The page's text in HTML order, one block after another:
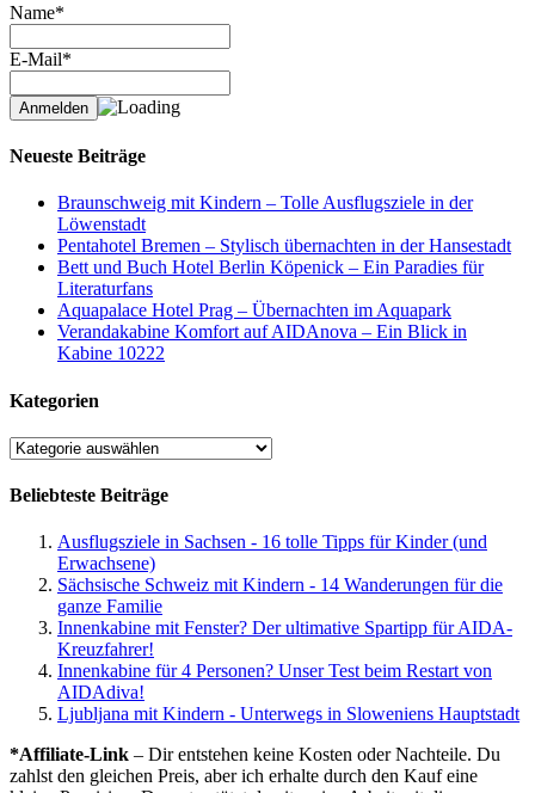
Name*
E-Mail*
Neueste Beiträge
Braunschweig mit Kindern – Tolle Ausflugsziele in der
Löwenstadt
Pentahotel Bremen – Stylisch übernachten in der Hansestadt
Bett und Buch Hotel Berlin Köpenick – Ein Paradies für
Literaturfans
Aquapalace Hotel Prag – Übernachten im Aquapark
Verandakabine Komfort auf AIDAnova – Ein Blick in
Kabine 10222
Kategorien
Kategorien
Beliebteste Beiträge
Ausflugsziele in Sachsen - 16 tolle Tipps für Kinder (und
Erwachsene)
Sächsische Schweiz mit Kindern - 14 Wanderungen für die
ganze Familie
Innenkabine mit Fenster? Der ultimative Spartipp für AIDA-
Kreuzfahrer!
Innenkabine für 4 Personen? Unser Test beim Restart von
AIDAdiva!
Ljubljana mit Kindern - Unterwegs in Sloweniens Hauptstadt
*Affiliate-Link – Dir entstehen keine Kosten oder Nachteile. Du
zahlst den gleichen Preis, aber ich erhalte durch den Kauf eine